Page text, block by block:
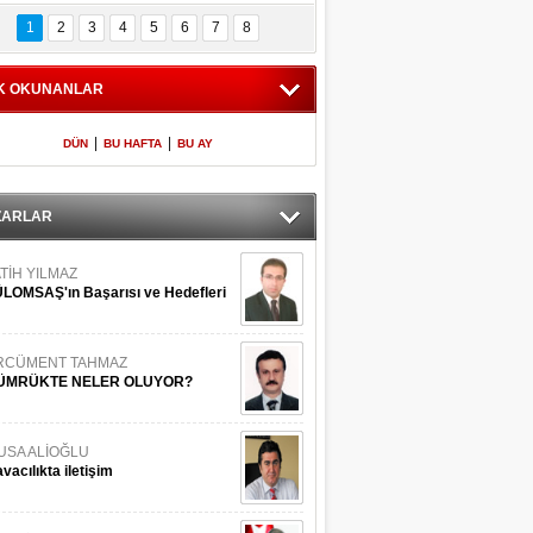
İstanbul
Adaları
600 milletvekilinin
listesi
1 2 3 4 5 6 7 8
OKUNANLAR
DÜN BU HAFTA BU AY
YILMAZ
Başarısı ve Hedefleri
TAHMAZ
NELER OLUYOR?
ALİOĞLU
iletişim